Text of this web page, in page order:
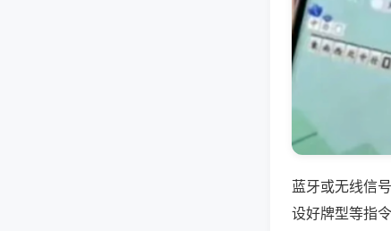
蓝牙或无线信
设好牌型等指